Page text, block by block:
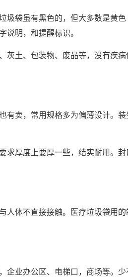
圾袋虽有黑色的，但大多数是黄色
明，和提醒标识。
灰土、包装物、废品等，没有疾
有卖，常用规格多为偏薄设计。装
求厚度上要厚一些，结实耐用。
人体不直接接触。医疗垃圾袋用的
企业办公区、电梯口，商场等。